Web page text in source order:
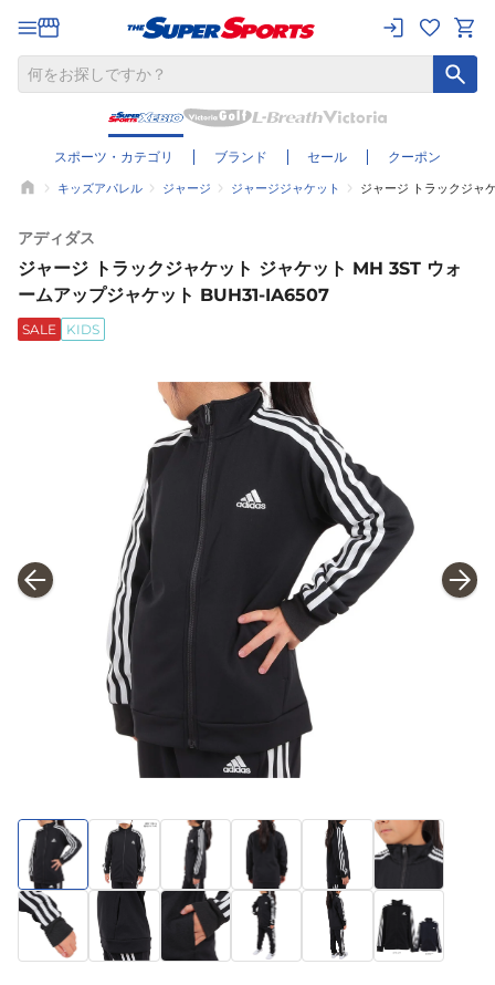
スポーツ・カテゴリ ブランド セール クーポン
キッズアパレル ジャージ ジャージジャケット ジャージ トラックジャ
アディダス
ジャージ トラックジャケット ジャケット MH 3ST ウォ
ームアップジャケット BUH31-IA6507
SALE KIDS